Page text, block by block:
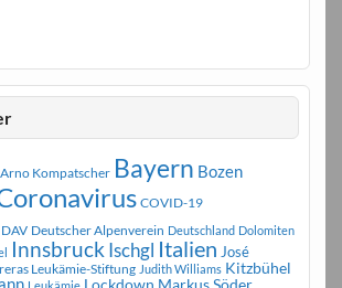
Arno Kompatscher Bayern Bozen
COVID-19
DAV Deutscher Alpenverein Deutschland Dolomiten
Innsbruck Ischgl Italien José
Leukämie-Stiftung Judith Williams Kitzbühel